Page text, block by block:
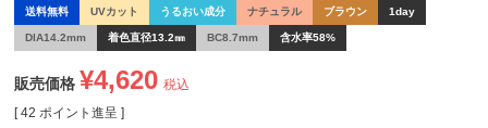
送料無料 UVカット うるおい成分 ナチュラル ブラウン 1day
DIA14.2mm 着色直径13.2㎜ BC8.7mm 含水率58%
販売価格 ¥4,620 税込
[ 42 ポイント進呈 ]